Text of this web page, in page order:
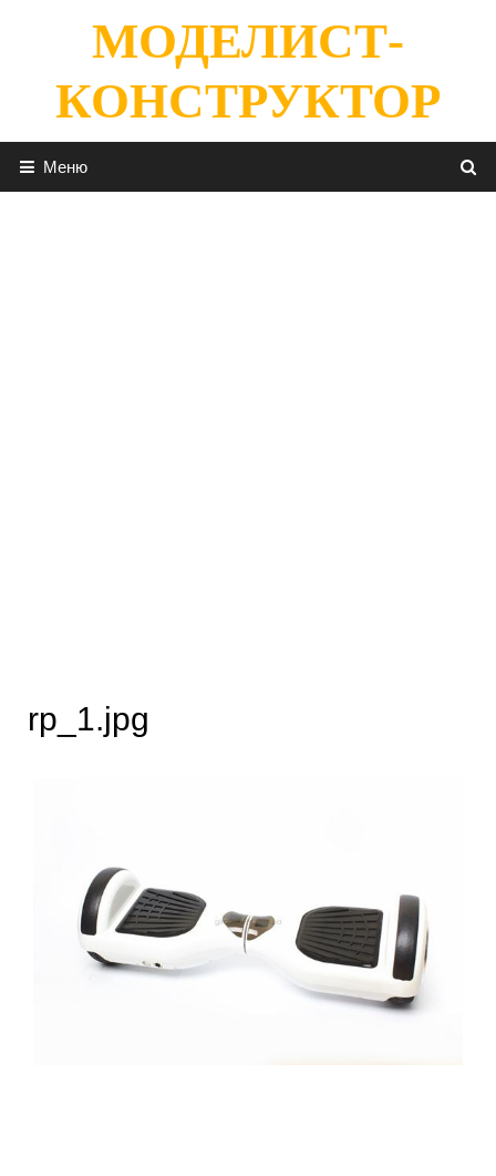
содержимомуМОДЕЛИСТ-
КОНСТРУКТОР
Меню
rp_1.jpg